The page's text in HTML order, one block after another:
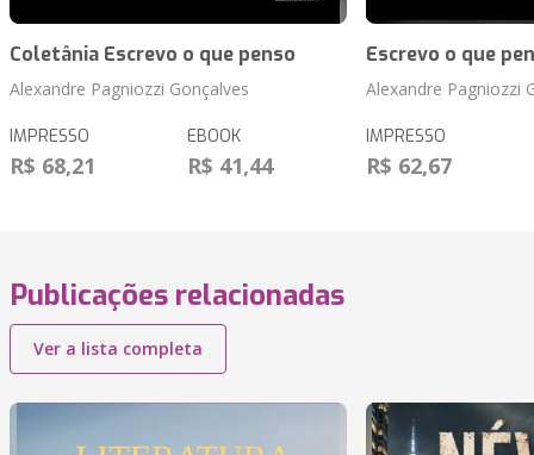
Coletânia Escrevo o que penso
Alexandre Pagniozzi Gonçalves
IMPRESSO
R$ 68,21
EBOOK
R$ 41,44
Escrevo o que
Alexandre Pagniozzi
IMPRESSO
R$ 62,67
Publicações relacionadas
Ver a lista completa